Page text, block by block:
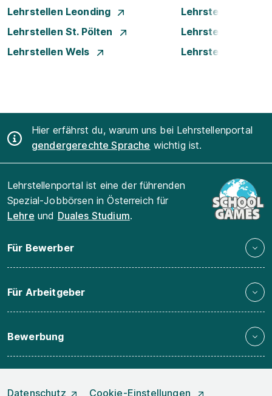
Lehrstellen Leonding
Lehrstellen Linz
Lehrstellen St. Pölten
Lehrstellen Steyr
Lehrstellen Wels
Lehrstellen
Hier erfährst du, warum uns bei Lehrstellenportal
gendergerechte Sprache wichtig ist.
Lehrstellenportal ist eine der führenden
Spezial-Jobbörsen in Österreich für
Lehre und Duales Studium.
Für Bewerber
Für Arbeitgeber
Bewerbung
Datenschutz Cookie-Einstellungen